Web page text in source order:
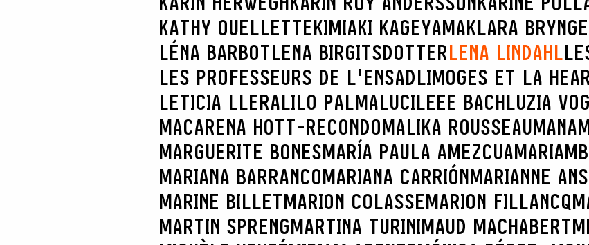
KATHY OUELLETTEKIMIAKI KAGEYAMAKLARA BRYNGE
LÉNA BARBOTLENA BIRGITSDOTTERLENA LINDAHL
LES PROFESSEURS DE L'ENSADLIMOGES ET LA
LETICIA LLERALILO PALMALUCILEEE BACHLUZIA
MACARENA HOTT-RECONDOMALIKA ROUSSEAU
MARGUERITE BONESMARÍA PAULA AMEZCUA
MARIANA BARRANCOMARIANA CARRIÓNMARIANNE
MARINE BILLETMARION COLASSEMARION FILLANCQ
MARTIN SPRENGMARTINA TURINIMAUD MACHABERT